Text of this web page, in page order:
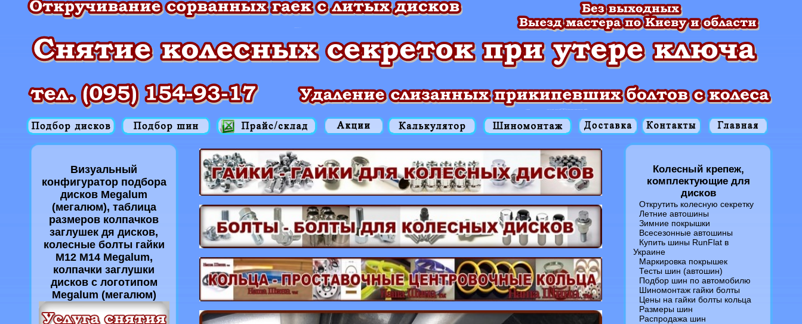
Визуальный
конфигуратор подбора
дисков Megalum
(мегалюм), таблица
размеров колпачков
заглушек дя дисков,
колесные болты гайки
M12 M14 Megalum,
колпачки заглушки
дисков с логотипом
Megalum (мегалюм)
Колесный крепеж,
комплектующие для
дисков
Открутить колесную секретку
Летние автошины
Зимние покрышки
Всесезонные автошины
Купить шины RunFlat в
Украине
Маркировка покрышек
Тесты шин (автошин)
Подбор шин по автомобилю
Шиномонтаж гайки болты
Цены на гайки болты кольца
Размеры шин
Распродажа шин